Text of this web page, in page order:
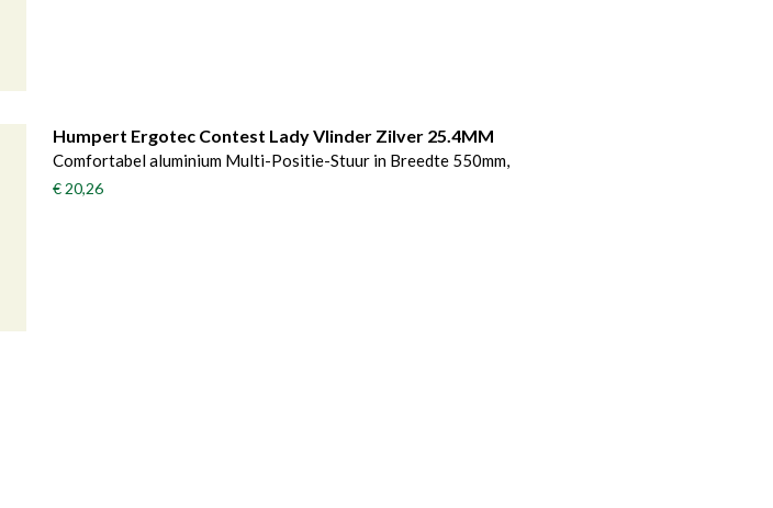
Humpert Ergotec Contest Lady Vlinder Zilver 25.4MM
Comfortabel aluminium Multi-Positie-Stuur in Breedte 550mm,
€ 20,26